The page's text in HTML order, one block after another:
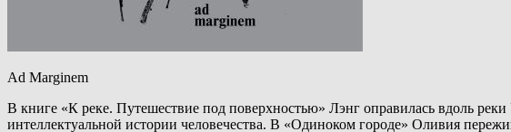
Ad Marginem
В книге «К реке. Путешествие под поверхностью» Лэнг оправилась вдоль
интеллектуальной истории человечества. В «Одиноком городе» Оливия